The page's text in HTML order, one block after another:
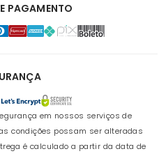
PAGAMENTO
em nossos serviços de
condições possam ser alteradas
é calculado a partir da data de